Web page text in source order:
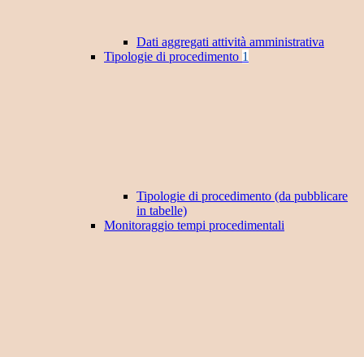
Dati aggregati attività amministrativa
Tipologie di procedimento 1
Tipologie di procedimento (da pubblicare
in tabelle)
Monitoraggio tempi procedimentali